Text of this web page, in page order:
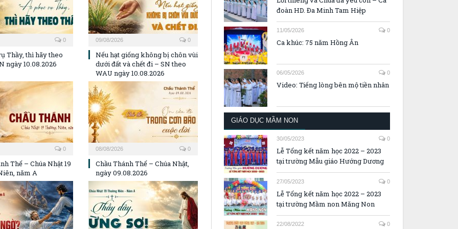
0
Thầy, thì hãy theo
ngày 10.08.2026
09/08/2026 0
Nếu hạt giống không bị chôn vùi
dưới đất và chết đi – SN theo
WAU ngày 10.08.2026
0
Thể – Chúa Nhật 19
năm A
08/08/2026 0
Chầu Thánh Thể – Chúa Nhật,
ngày 09.08.2026
đoàn HD. Đa Minh Tam Hiệp
11/05/2026 0
Ca khúc: 75 năm Hồng Ân
06/05/2026 0
Video: Tiếng lòng bên mộ tiền nhân
GIÁO DỤC MẦM NON
30/05/2023 0
Lễ Tổng kết năm học 2022 – 2023
tại trường Mẫu giáo Hướng Dương
27/05/2023 0
Lễ Tổng kết năm học 2022 – 2023
tại trường Mầm non Măng Non
22/08/2022 0